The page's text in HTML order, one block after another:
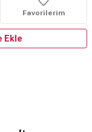
Favorilerim
Ekle